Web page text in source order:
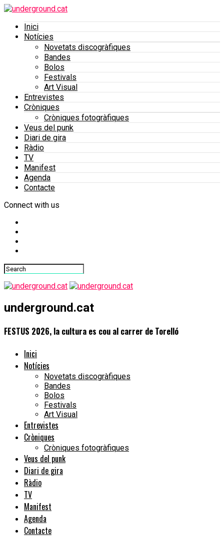
Inici
Notícies
Novetats discogràfiques
Bandes
Bolos
Festivals
Art Visual
Entrevistes
Cròniques
Cròniques fotogràfiques
Veus del punk
Diari de gira
Ràdio
TV
Manifest
Agenda
Contacte
Connect with us
underground.cat
FESTUS 2026, la cultura es cou al carrer de Torelló
Inici
Notícies
Novetats discogràfiques
Bandes
Bolos
Festivals
Art Visual
Entrevistes
Cròniques
Cròniques fotogràfiques
Veus del punk
Diari de gira
Ràdio
TV
Manifest
Agenda
Contacte